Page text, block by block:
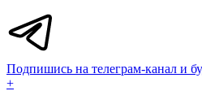
Подпишись на телеграм-канал и
+